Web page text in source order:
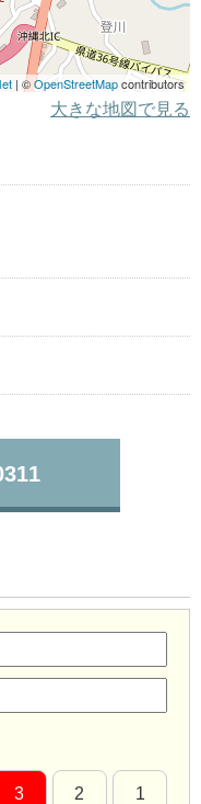
| ©OpenStreetMapcontributors
大きな地図で見る
3 2 1